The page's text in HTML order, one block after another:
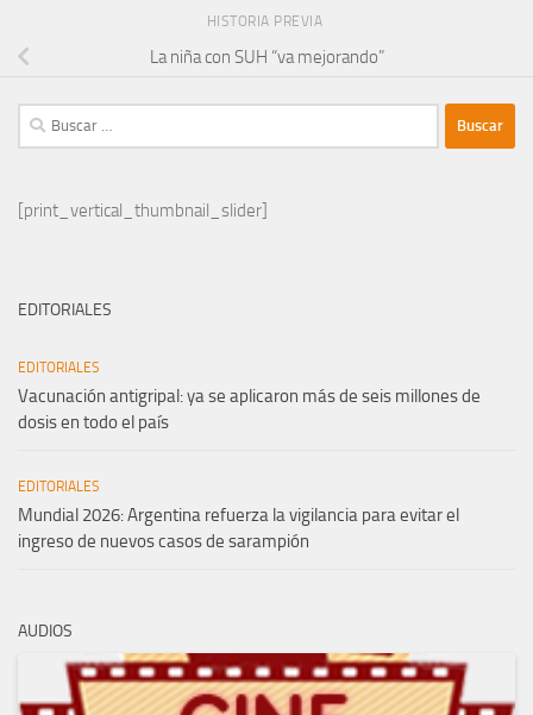
HISTORIA PREVIA
La niña con SUH “va mejorando”
Buscar:
[print_vertical_thumbnail_slider]
EDITORIALES
EDITORIALES
Vacunación antigripal: ya se aplicaron más de seis millones de
dosis en todo el país
EDITORIALES
Mundial 2026: Argentina refuerza la vigilancia para evitar el
ingreso de nuevos casos de sarampión
AUDIOS